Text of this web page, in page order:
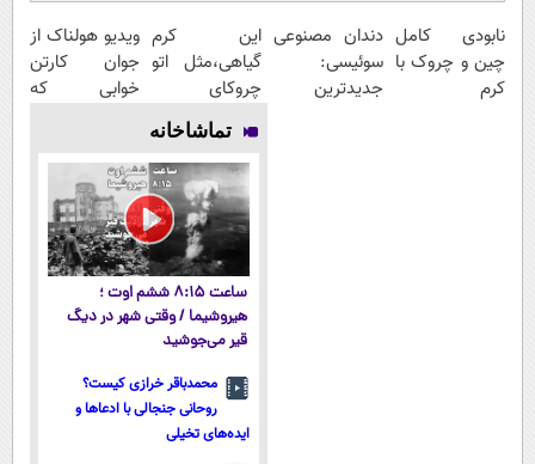
نابودی کامل
چین و چروک با
کرم
دندان مصنوعی
سوئیسی:
جدیدترین
این کرم
گیاهی،مثل اتو
چروکای
پوستتوصاف
میکنه!50%تخفیف
ویدیو هولناک از
جوان کارتن
خوابی که
تماشاخانه
ساعت ۸:۱۵ ششم اوت ؛
هیروشیما / وقتی شهر در دیگ
قیر می‌جوشید
محمدباقر خرازی کیست؟
روحانی جنجالی با ادعاها و
ایده‌های تخیلی